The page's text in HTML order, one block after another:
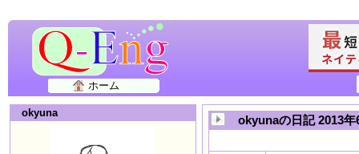
ホーム
okyuna
okyunaの日記 2013年